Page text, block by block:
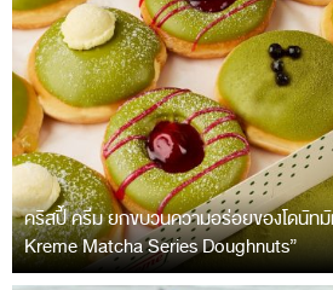
คริสปี้ ครีม ยกขบวนความอร่อยของโดนัท
Kreme Matcha Series Doughnuts”